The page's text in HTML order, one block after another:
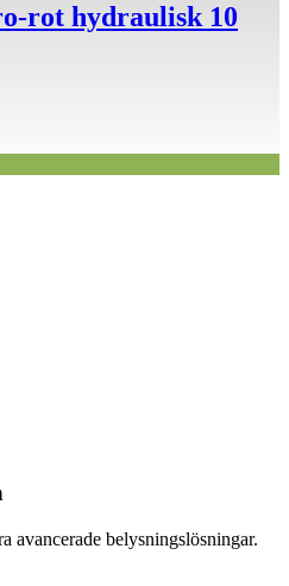
rot hydraulisk 10
avancerade belysningslösningar.